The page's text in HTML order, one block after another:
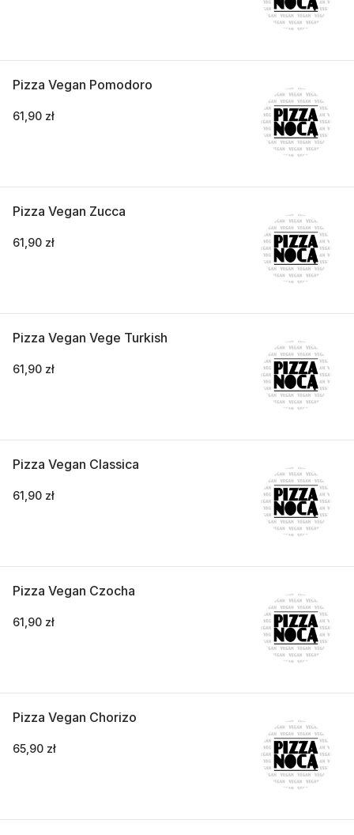
Pizza Vegan Pomodoro
61,90 zł
Pizza Vegan Zucca
61,90 zł
Pizza Vegan Vege Turkish
61,90 zł
Pizza Vegan Classica
61,90 zł
Pizza Vegan Czocha
61,90 zł
Pizza Vegan Chorizo
65,90 zł